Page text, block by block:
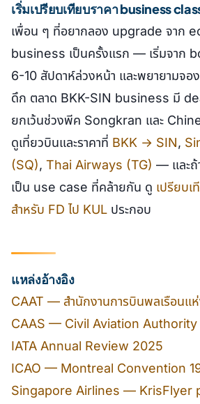
เริ่มเปรียบเทียบราคา business
เพื่อน ๆ ที่อยากลอง upgrade จาก
business เป็นครั้งแรก — เริ่มจาก
6-10 สัปดาห์ล่วงหน้า และพยายามจอ
ดึก ตลาด BKK-SIN business มี
ยกเว้นช่วงพีค Songkran และ
ดูเที่ยวบินและราคาที่ BKK → SIN,
(SQ), Thai Airways (TG) — และถ้
เป็น use case ที่คล้ายกัน ดู เปรียบ
สำหรับ FD ไป KUL ประกอบ
แหล่งอ้างอิง
CAAT — สำนักงานการบินพลเรือนแห่
CAAS — Civil Aviation
IATA Annual Review 2025
ICAO — Montreal Convention
Singapore Airlines — KrisFlyer